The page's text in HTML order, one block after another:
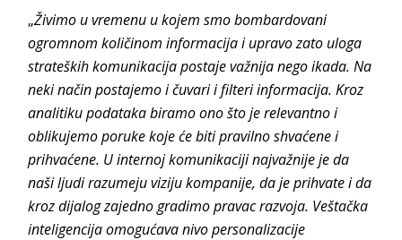
„Živimo u vremenu u kojem smo bombardovani
ogromnom količinom informacija i upravo zato uloga
strateških komunikacija postaje važnija nego ikada. Na
neki način postajemo i čuvari i filteri informacija. Kroz
analitiku podataka biramo ono što je relevantno i
oblikujemo poruke koje će biti pravilno shvaćene i
prihvaćene. U internoj komunikaciji najvažnije je da
naši ljudi razumeju viziju kompanije, da je prihvate i da
kroz dijalog zajedno gradimo pravac razvoja. Veštačka
inteligencija omogućava nivo personalizacije